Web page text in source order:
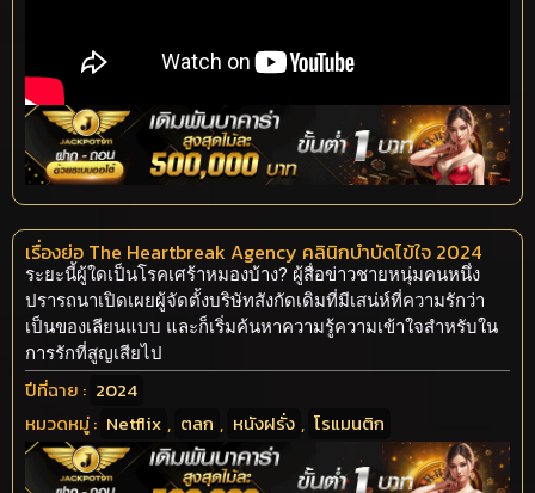
เรื่องย่อ The Heartbreak Agency คลินิกบำบัดไข้ใจ 2024
ระยะนี้ผู้ใดเป็นโรคเศร้าหมองบ้าง? ผู้สื่อข่าวชายหนุ่มคนหนึ่ง
ปรารถนาเปิดเผยผู้จัดตั้งบริษัทสังกัดเดิมที่มีเสน่ห์ที่ความรักว่า
เป็นของเลียนแบบ และก็เริ่มค้นหาความรู้ความเข้าใจสำหรับใน
การรักที่สูญเสียไป
ปีที่ฉาย : 2024
หมวดหมู่ : Netflix , ตลก , หนังฝรั่ง , โรแมนติก